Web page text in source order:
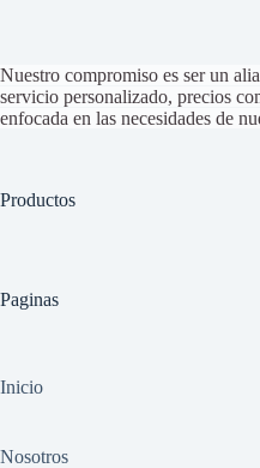
Nuestro compromiso es ser un
servicio personalizado, precios
enfocada en las necesidades de
Productos
Paginas
Inicio
Nosotros